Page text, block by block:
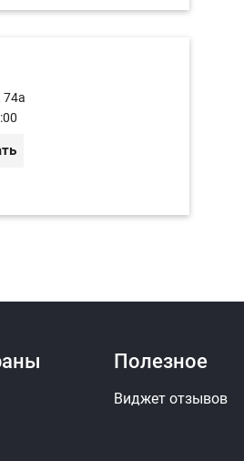
74a
Полезное
Виджет отзывов